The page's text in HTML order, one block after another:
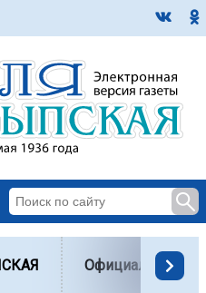
Официально